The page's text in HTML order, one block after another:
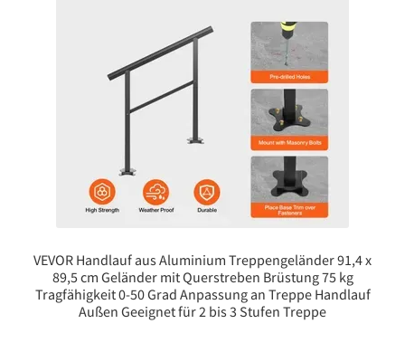
VEVOR Handlauf aus Aluminium Treppengeländer 91,4 x
89,5 cm Geländer mit Querstreben Brüstung 75 kg
Tragfähigkeit 0-50 Grad Anpassung an Treppe Handlauf
Außen Geeignet für 2 bis 3 Stufen Treppe